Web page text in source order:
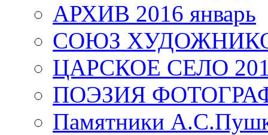
АРХИВ 2016 январь
СОЮЗ
ЦАРСКОЕ СЕЛО
ПОЭЗИЯ
Памятники